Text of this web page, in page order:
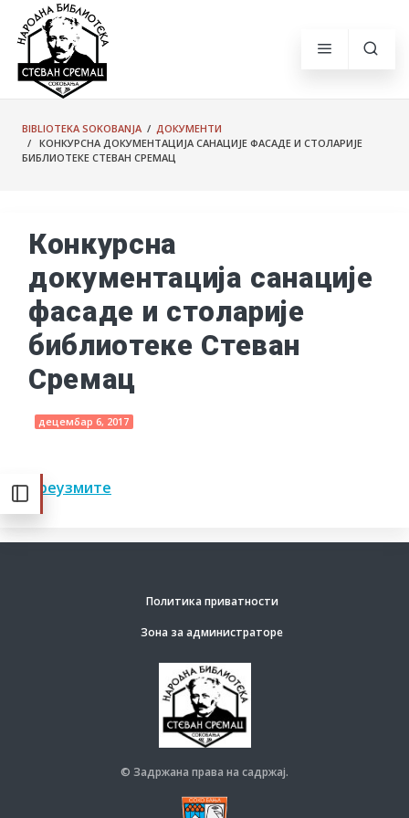
BIBLIOTEKA SOKOBANJA / ДОКУМЕНТИ
/ КОНКУРСНА ДОКУМЕНТАЦИЈА САНАЦИЈЕ ФАСАДЕ И СТОЛАРИЈЕ
БИБЛИОТЕКЕ СТЕВАН СРЕМАЦ
Конкурсна
документација санације
фасаде и столарије
библиотеке Стеван
Сремац
децембар 6, 2017
Преузмите
Политика приватности
Зона за администраторе
© Задржана права на садржај.